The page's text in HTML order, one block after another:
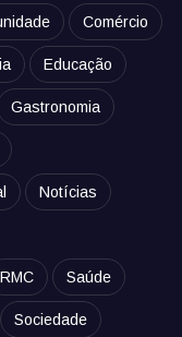
Comércio
Educação
Gastronomia
Notícias
RMC Saúde
Sociedade